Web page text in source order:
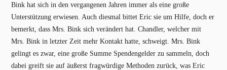
Bink hat sich in den vergangenen Jahren immer als eine große
Unterstützung erwiesen. Auch diesmal bittet Eric sie um Hilfe, doch er
bemerkt, dass Mrs. Bink sich verändert hat. Chandler, welcher mit
Mrs. Bink in letzter Zeit mehr Kontakt hatte, schweigt. Mrs. Bink
gelingt es zwar, eine große Summe Spendengelder zu sammeln, doch
dabei greift sie auf äußerst fragwürdige Methoden zurück, was Eric